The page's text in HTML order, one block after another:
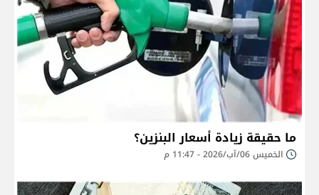
ما حقيقة زيادة أسعار البنزين؟
الخميس 06/آب/2026 - 11:47 م